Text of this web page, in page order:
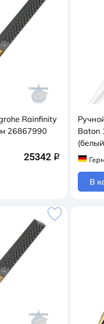
Rainfinity
26867990
25342 q
Baton
В